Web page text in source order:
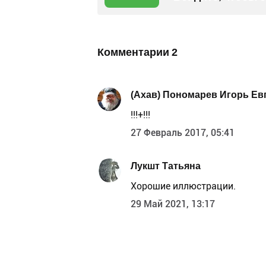
Комментарии 2
(Ахав) Пономарев Игорь
!!!+!!!
27 Февраль 2017, 05:41
Лукшт Татьяна
Хорошие иллюстрации.
29 Май 2021, 13:17